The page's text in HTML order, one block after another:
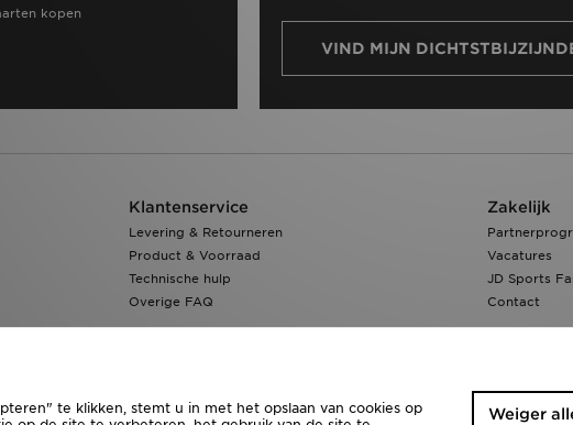
kopen
VIND MIJN
Klantenservice
Levering & Retourneren
Product & Voorraad
Technische hulp
Overige FAQ
Zakelijk
Vacatures
JD Sports
Contact
te klikken, stemt u in met het opslaan van cookies op
Weiger